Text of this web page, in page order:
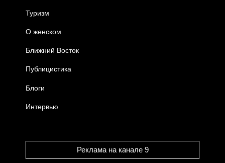
Туризм
О женском
Ближний Восток
Публицистика
Блоги
Интервью
Реклама на канале 9